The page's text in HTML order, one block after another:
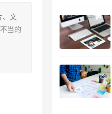
、文
当的